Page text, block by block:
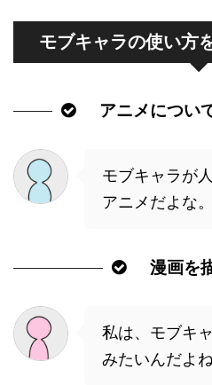
モブキャラの使い方
アニメについ
モブキャラが
アニメだよな。
漫画を
私は、モブキ
みたいんだよね